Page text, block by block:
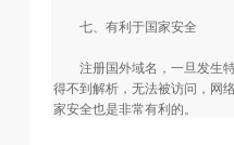
七、有利于国家安全
注册国外域名，一旦发生特
得不到解析，无法被访问，网
家安全也是非常有利的。